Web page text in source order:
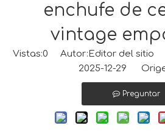
enchufe de
vintage
Vistas:0 Autor:Editor del sitio
2025-12-29
Preguntar